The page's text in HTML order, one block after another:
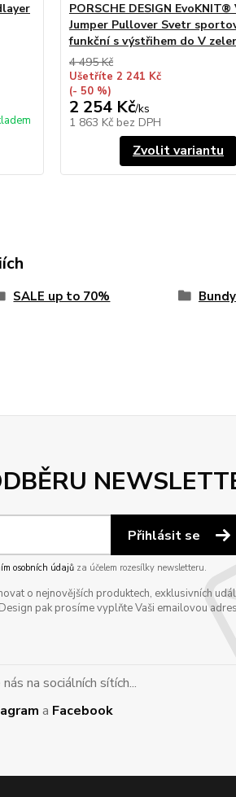
PORSCHE DESIGN EvoKNIT®
Jumper Pullover Svetr
funkční s výstřihem do V
4 495 Kč
Ušetříte 2 241 Kč
(- 50 %)
2 254 Kč/ks
1 863 Kč bez DPH
Zvolit variantu
SALE up to 70% Bundy
Přihlásit se
osobních údajůza účelem rozesílky newsletteru.
o nejnovějších produktech, exklusivních
pak prosíme vyplňte Vaši emailovou
na sociálních sítích...
a Facebook